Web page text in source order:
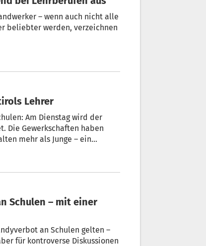
– wenn auch nicht alle
beliebter werden, verzeichnen
Lehrer
an Schulen gelten –
für kontroverse Diskussionen